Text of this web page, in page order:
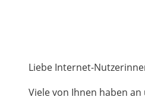
Liebe Internet-
Viele von Ihnen haben